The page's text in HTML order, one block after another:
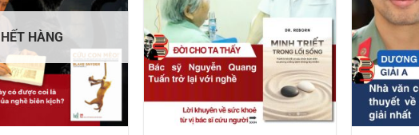
HẾT HÀNG